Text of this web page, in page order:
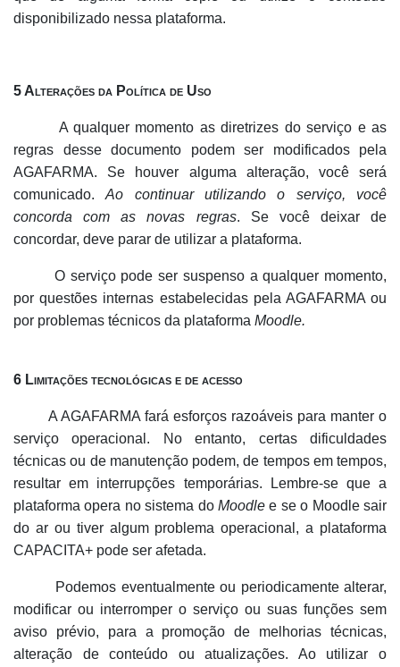
disponibilizado nessa plataforma.
5 Alterações da Política de Uso
A qualquer momento as diretrizes do serviço e as
regras desse documento podem ser modificados pela
AGAFARMA. Se houver alguma alteração, você será
comunicado.Ao continuar utilizando o serviço, você
concorda com as novas regras. Se você deixar de
concordar, deve parar de utilizar a plataforma.
O serviço pode ser suspenso a qualquer momento,
por questões internas estabelecidas pela AGAFARMA ou
por problemas técnicos da plataforma Moodle.
6 Limitações tecnológicas e de acesso
A AGAFARMA fará esforços razoáveis para manter o
serviço operacional. No entanto, certas dificuldades
técnicas ou de manutenção podem, de tempos em tempos,
resultar em interrupções temporárias. Lembre-se que a
plataforma opera no sistema do Moodle e se o Moodle sair
do ar ou tiver algum problema operacional, a plataforma
CAPACITA+ pode ser afetada.
Podemos eventualmente ou periodicamente alterar,
modificar ou interromper o serviço ou suas funções sem
aviso prévio, para a promoção de melhorias técnicas,
alteração de conteúdo ou atualizações. Ao utilizar o